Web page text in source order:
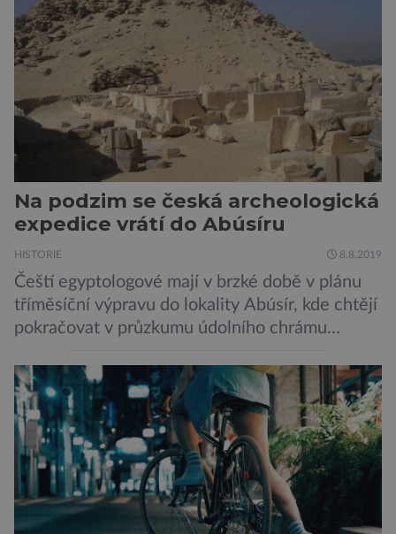
svými velkými nelétavými ptáky. Dominantní
[…]
Na podzim se česká archeologická
expedice vrátí do Abúsíru
HISTORIE 8.8.2019
Čeští egyptologové mají v brzké době v plánu
tříměsíční výpravu do lokality Abúsír, kde chtějí
pokračovat v průzkumu údolního chrámu
Ceje. Lucie Jirásková z Českého
egyptologického ústavu FF UK řekla, že je
v plánu také zpracování vykopaných předmětů.
„V průběhu výzkumů není moc času na
zpracování nálezů. Necháváme si na to tedy
měsíc, kdy […]